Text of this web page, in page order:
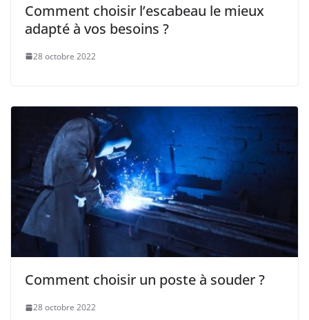
Comment choisir l’escabeau le mieux
adapté à vos besoins ?
28 octobre 2022
Comment choisir un poste à souder ?
28 octobre 2022